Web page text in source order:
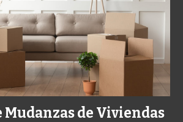
Mudanzas de Viviendas